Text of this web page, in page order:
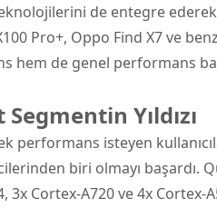
de entegre
Pro+, Oppo Find X7 ve
hem de genel performans
Yıldızı
performans isteyen
biri olmayı başardı.
Cortex-A720 ve 4x Cortex-